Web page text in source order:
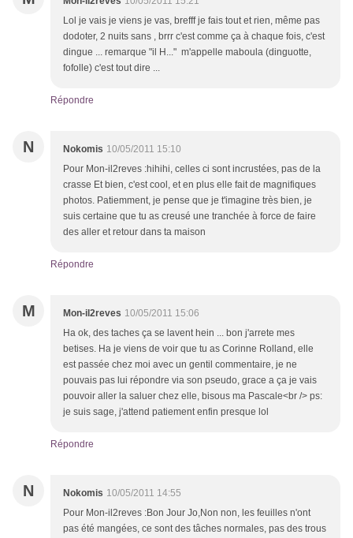
Lol je vais je viens je vas, brefff je fais tout et rien, même pas
dodoter, 2 nuits sans , brrr c'est comme ça à chaque fois, c'est
dingue ... remarque "il H..." m'appelle maboula (dinguotte,
fofolle) c'est tout dire ...
Répondre
N Nokomis 10/05/2011 15:10
Pour Mon-il2reves :hihihi, celles ci sont incrustées, pas de la
crasse Et bien, c'est cool, et en plus elle fait de magnifiques
photos. Patiemment, je pense que je t'imagine très bien, je
suis certaine que tu as creusé une tranchée à force de faire
des aller et retour dans ta maison
Répondre
M Mon-il2reves 10/05/2011 15:06
Ha ok, des taches ça se lavent hein ... bon j'arrete mes
betises. Ha je viens de voir que tu as Corinne Rolland, elle
est passée chez moi avec un gentil commentaire, je ne
pouvais pas lui répondre via son pseudo, grace a ça je vais
pouvoir aller la saluer chez elle, bisous ma Pascale<br /> ps:
je suis sage, j'attend patiement enfin presque lol
Répondre
N Nokomis 10/05/2011 14:55
Pour Mon-il2reves :Bon Jour Jo,Non non, les feuilles n'ont
pas été mangées, ce sont des tâches normales, pas des trous